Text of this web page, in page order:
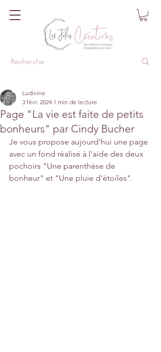
Page "La vie est faite de petits
bonheurs" par Cindy Bucher
Ludivine
3 févr. 2024 1 min de lecture
Je vous propose aujourd'hui une page
avec un fond réalisé à l'aide des deux
pochoirs "Une parenthèse de
bonheur" et "Une pluie d'étoiles".